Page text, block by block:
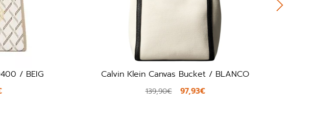
/ BEIG Calvin Klein Canvas Bucket / BLANCO
139,90€ 97,93€